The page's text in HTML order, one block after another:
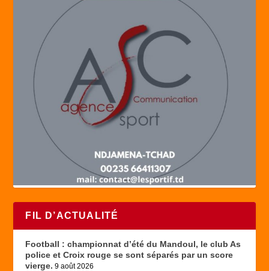
FIL D’ACTUALITÉ
Football : championnat d’été du Mandoul, le club As
police et Croix rouge se sont séparés par un score
vierge. 9 août 2026